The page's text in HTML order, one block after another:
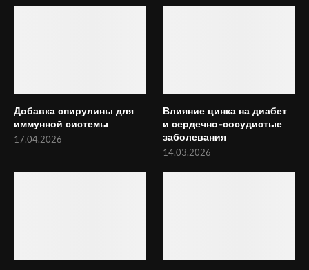
Добавка спирулины для
иммунной системы
17.04.2026
Влияние цинка на диабет
и сердечно-сосудистые
заболевания
14.03.2026